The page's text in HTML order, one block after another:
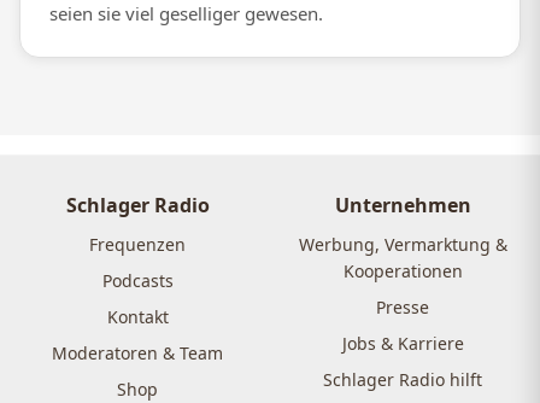
seien sie viel geselliger gewesen.
Schlager Radio
Frequenzen
Podcasts
Kontakt
Moderatoren & Team
Shop
Unternehmen
Werbung, Vermarktung &
Kooperationen
Presse
Jobs & Karriere
Schlager Radio hilft